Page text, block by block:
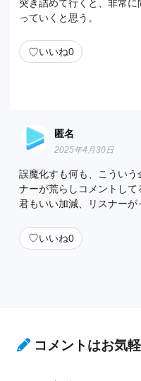
突き詰めて行くと、非常
っていくと思う。
♡いいね0
匿名
2025年4月30日
誤魔化すも何も、こうい
ナーが荒らしコメントし
君もいい加減、リスナー
♡いいね0
コメントはお気